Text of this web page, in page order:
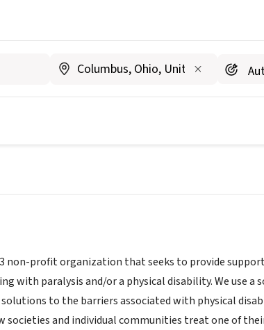
non-profit organization that seeks to provide
with paralysis and/or a physical disability. We use
to the barriers associated with physical
societies and individual communities treat one of